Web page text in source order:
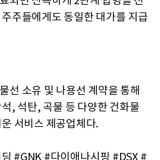
주들에게도 동일한 대가를 지급
선 소유 및 나용선 계약을 통해
, 석탄, 곡물 등 다양한 건화물
서비스 제공업체다.
#GNK #다이애나시핑 #DSX #